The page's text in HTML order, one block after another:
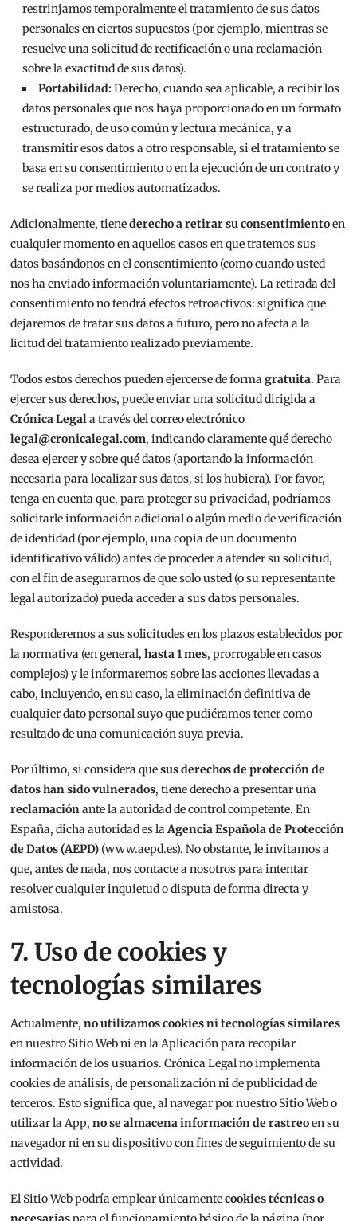
restrinjamos temporalmente el tratamiento de sus datos
personales en ciertos supuestos (por ejemplo, mientras se
resuelve una solicitud de rectificación o una reclamación
sobre la exactitud de sus datos).
Portabilidad:Derecho, cuando sea aplicable, a recibir los
datos personales que nos haya proporcionado en un formato
estructurado, de uso común y lectura mecánica, y a
transmitir esos datos a otro responsable, si el tratamiento se
basa en su consentimiento o en la ejecución de un contrato y
se realiza por medios automatizados.
Adicionalmente, tienederecho a retirar su consentimientoen
cualquier momento en aquellos casos en que tratemos sus
datos basándonos en el consentimiento (como cuando usted
nos ha enviado información voluntariamente). La retirada del
consentimiento no tendrá efectos retroactivos: significa que
dejaremos de tratar sus datos a futuro, pero no afecta a la
licitud del tratamiento realizado previamente.
Todos estos derechos pueden ejercerse de formagratuita. Para
ejercer sus derechos, puede enviar una solicitud dirigida a
Crónica Legala través del correo electrónico
legal@cronicalegal.com, indicando claramente qué derecho
desea ejercer y sobre qué datos (aportando la información
necesaria para localizar sus datos, si los hubiera). Por favor,
tenga en cuenta que, para proteger su privacidad, podríamos
solicitarle información adicional o algún medio de verificación
de identidad (por ejemplo, una copia de un documento
identificativo válido) antes de proceder a atender su solicitud,
con el fin de asegurarnos de que solo usted (o su representante
legal autorizado) pueda acceder a sus datos personales.
Responderemos a sus solicitudes en los plazos establecidos por
la normativa (en general,hasta 1 mes, prorrogable en casos
complejos) y le informaremos sobre las acciones llevadas a
cabo, incluyendo, en su caso, la eliminación definitiva de
cualquier dato personal suyo que pudiéramos tener como
resultado de una comunicación suya previa.
Por último, si considera quesus derechos de protección de
datos han sido vulnerados, tiene derecho a presentar una
reclamaciónante la autoridad de control competente. En
España, dicha autoridad es laAgencia Española de Protección
de Datos (AEPD) (www.aepd.es). No obstante, le invitamos a
que, antes de nada, nos contacte a nosotros para intentar
resolver cualquier inquietud o disputa de forma directa y
amistosa.
7. Uso de cookies y
tecnologías similares
Actualmente,no utilizamos cookies ni tecnologías similares
en nuestro Sitio Web ni en la Aplicación para recopilar
información de los usuarios. Crónica Legal no implementa
cookies de análisis, de personalización ni de publicidad de
terceros. Esto significa que, al navegar por nuestro Sitio Web o
utilizar la App,no se almacena información de rastreoen su
navegador ni en su dispositivo con fines de seguimiento de su
actividad.
El Sitio Web podría emplear únicamentecookies técnicas o